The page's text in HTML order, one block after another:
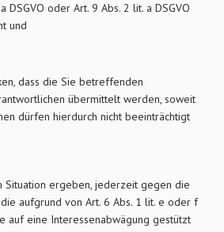
oder Art. 9 Abs. 2 lit. a DSGVO
und
dass die Sie betreffenden
übermittelt werden, soweit
dürfen hierdurch nicht beeinträchtigt
Situation ergeben, jederzeit gegen die
aufgrund von Art. 6 Abs. 1 lit. e oder f
auf eine Interessenabwägung gestützt